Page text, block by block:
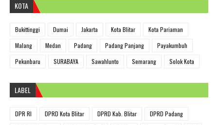
KOTA
Bukittinggi Dumai Jakarta Kota Blitar
Kota Pariaman
Malang
Medan Padang Padang Panjang
Payakumbuh
Pekanbaru
SURABAYA Sawahlunto Semarang Solok Kota
LABEL
DPR RI DPRD Kota Blitar DPRD Kab. Blitar
DPRD Padang